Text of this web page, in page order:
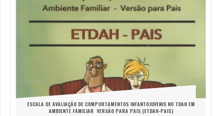
ESCALA DE AVALIAÇÃO DE COMPORTAMENTOS INFANTOJUVENIS NO TDAH EM
AMBIENTE FAMILIAR  VERSÃO PARA PAIS (ETDAH-PAIS)